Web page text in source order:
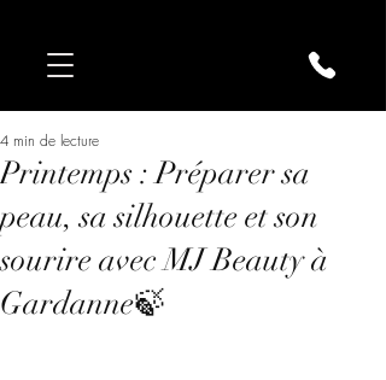
Printemps : Préparer sa
peau, sa silhouette et son
sourire avec MJ Beauty à
Gardanne🍃
4 min de lecture